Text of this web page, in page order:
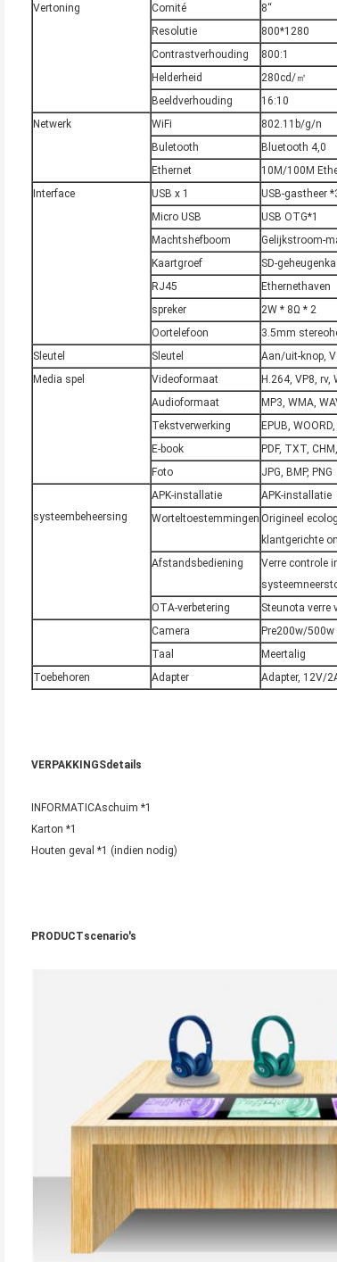
Vertoning
Comité
8“
Resolutie
800*1280
Contrastverhouding
800:1
Helderheid
280cd/㎡
Beeldverhouding
16:10
Netwerk
WiFi
802.11b/g/n
Buletooth
Bluetooth 4,0
Ethernet
10M/100M
Interface
USB x 1
USB-gastheer
Micro USB
USB OTG*1
Machtshefboom
Gelijkstroom-
Kaartgroef
SD-
RJ45
Ethernethaven
spreker
2W * 8Ω * 2
Oortelefoon
3.5mm
Sleutel
Sleutel
Aan/uit-knop,
Media spel
Videoformaat
H.264, VP8, rv,
Audioformaat
MP3, WMA,
Tekstverwerking
EPUB,
E-book
PDF, TXT,
Foto
JPG, BMP, PNG
systeembeheersing
APK-installatie
APK-installatie
Worteltoestemmingen Origineel
klantgerichte
Afstandsbediening
Verre controle
OTA-verbetering
Steunota verre
Camera
Pre200w/500w
Taal
Meertalig
Toebehoren
Adapter Adapter, 12V/
VERPAKKINGSdetails
INFORMATICAschuim *1
Karton *1
Houten geval *1 (indien nodig)
PRODUCTscenario's